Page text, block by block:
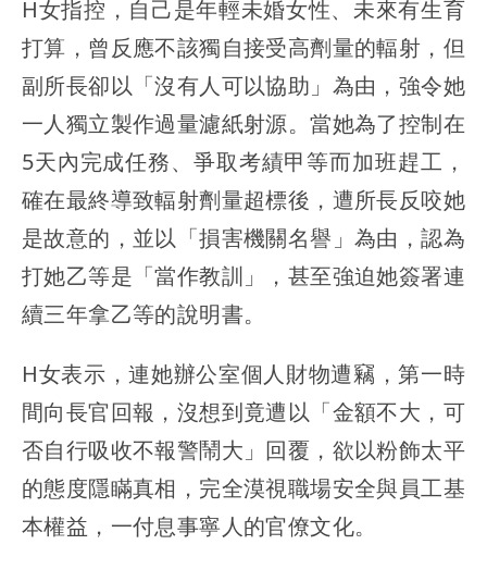
H女指控，自己是年輕未婚女性、未來有生育
打算，曾反應不該獨自接受高劑量的輻射，但
副所長卻以「沒有人可以協助」為由，強令她
一人獨立製作過量濾紙射源。當她為了控制在
5天內完成任務、爭取考績甲等而加班趕工，
確在最終導致輻射劑量超標後，遭所長反咬她
是故意的，並以「損害機關名譽」為由，認為
打她乙等是「當作教訓」，甚至強迫她簽署連
續三年拿乙等的說明書。
H女表示，連她辦公室個人財物遭竊，第一時
間向長官回報，沒想到竟遭以「金額不大，可
否自行吸收不報警鬧大」回覆，欲以粉飾太平
的態度隱瞞真相，完全漠視職場安全與員工基
本權益，一付息事寧人的官僚文化。